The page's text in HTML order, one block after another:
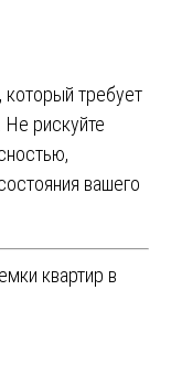
требует
Не рискуйте
вашего
квартир в